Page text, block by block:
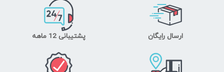
ارسال رایگان پشتیبانی 12 ماهه